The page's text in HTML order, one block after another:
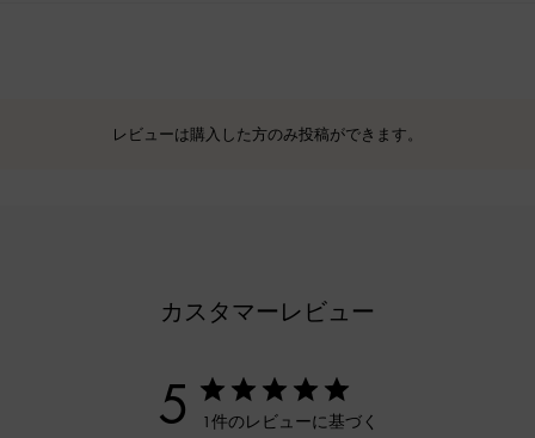
レビューは購入した方のみ投稿ができます。
カスタマーレビュー
5 1件のレビューに基づく